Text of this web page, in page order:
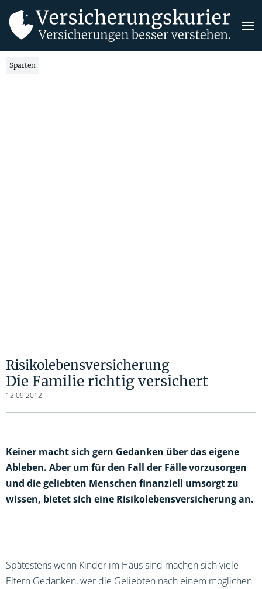
Sparten
Risikolebensversicherung
Die Familie richtig versichert
12.09.2012
Keiner macht sich gern Gedanken über das eigene
Ableben. Aber um für den Fall der Fälle vorzusorgen
und die geliebten Menschen finanziell umsorgt zu
wissen, bietet sich eine Risikolebensversicherung an.
Spätestens wenn Kinder im Haus sind machen sich viele
Eltern Gedanken, wer die Geliebten nach einem möglichen